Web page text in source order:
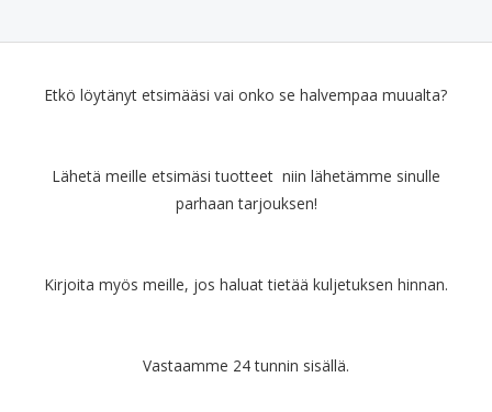
Etkö löytänyt etsimääsi vai onko se halvempaa muualta?
Lähetä meille etsimäsi tuotteet niin lähetämme sinulle
parhaan tarjouksen!
Kirjoita myös meille, jos haluat tietää kuljetuksen hinnan.
Vastaamme 24 tunnin sisällä.